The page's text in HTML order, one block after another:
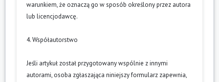
warunkiem, że oznaczą go w sposób określony przez autora
lub licencjodawcę.
4. Współautorstwo
Jeśli artykuł został przygotowany wspólnie z innymi
autorami, osoba zgłaszająca niniejszy formularz zapewnia,